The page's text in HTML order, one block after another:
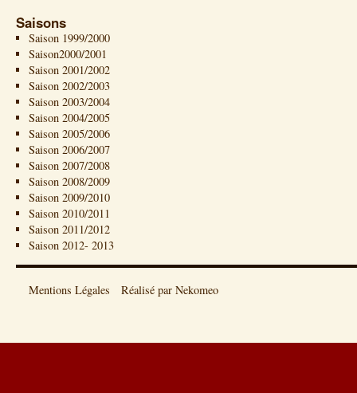
Saisons
Saison 1999/2000
Saison2000/2001
Saison 2001/2002
Saison 2002/2003
Saison 2003/2004
Saison 2004/2005
Saison 2005/2006
Saison 2006/2007
Saison 2007/2008
Saison 2008/2009
Saison 2009/2010
Saison 2010/2011
Saison 2011/2012
Saison 2012- 2013
Mentions Légales Réalisé par Nekomeo